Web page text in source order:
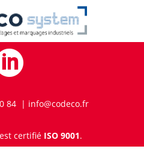
84 | info@codeco.fr
certifié ISO 9001.